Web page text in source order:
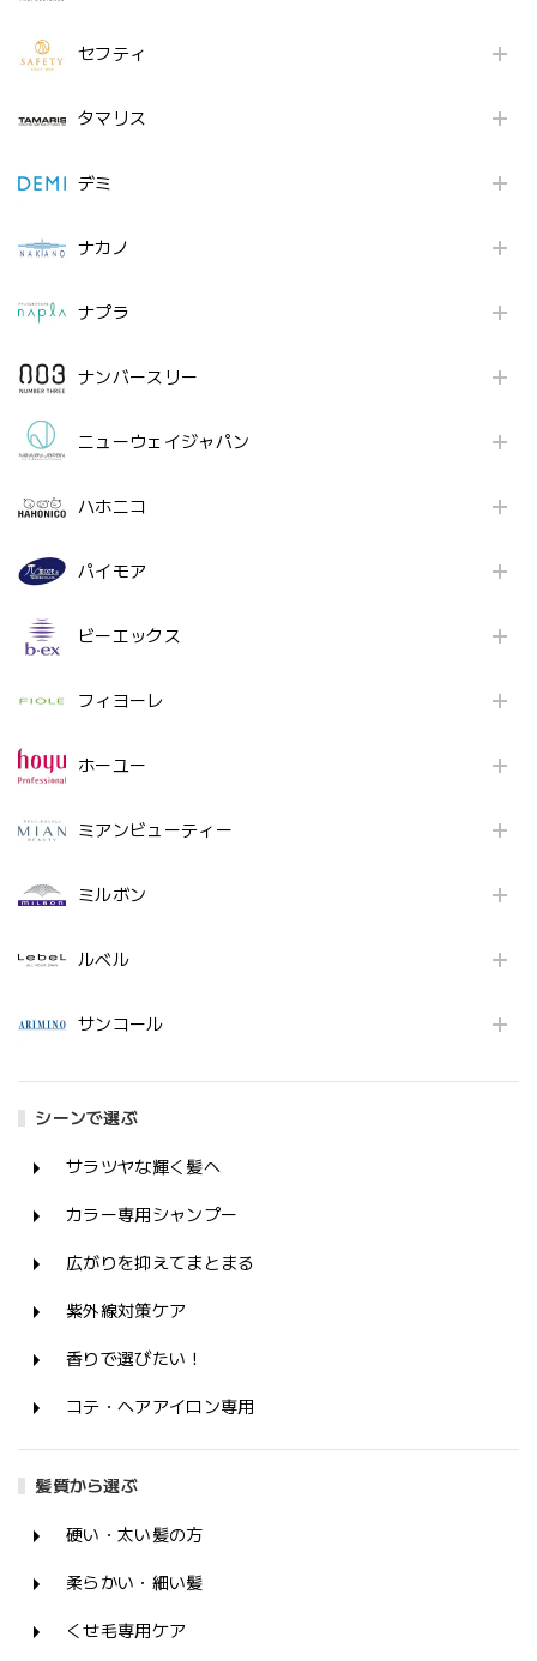
セフティ
タマリス
デミ
ナカノ
ナプラ
ナンバースリー
ニューウェイジャパン
ハホニコ
パイモア
ビーエックス
フィヨーレ
ホーユー
ミアンビューティー
ミルボン
ルベル
サンコール
シーンで選ぶ
サラツヤな輝く髪へ
カラー専用シャンプー
広がりを抑えてまとまる
紫外線対策ケア
香りで選びたい！
コテ・ヘアアイロン専用
髪質から選ぶ
硬い・太い髪の方
柔らかい・細い髪
くせ毛専用ケア